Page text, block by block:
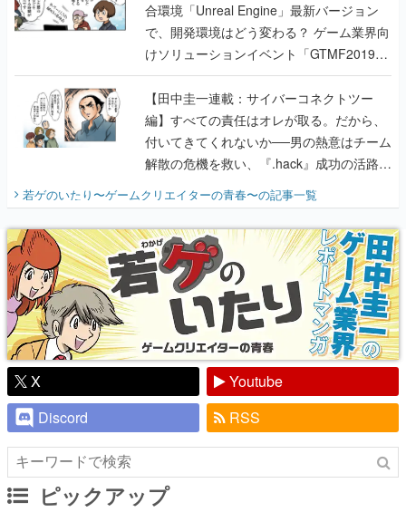
合環境「Unreal Engine」最新バージョン
で、開発環境はどう変わる？ ゲーム業界向
けソリューションイベント「GTMF2019」
に行って、より理解を深めよう【PR】
【田中圭一連載：サイバーコネクトツー
編】すべての責任はオレが取る。だから、
付いてきてくれないか──男の熱意はチーム
解散の危機を救い、『.hack』成功の活路を
開く。業界の快男児・松山 洋に流れる血は
『少年ジャンプ』色だった【若ゲのいた
り】
若ゲのいたり〜ゲームクリエイターの青春〜の記事一覧
X
Youtube
Discord
RSS
ピックアップ